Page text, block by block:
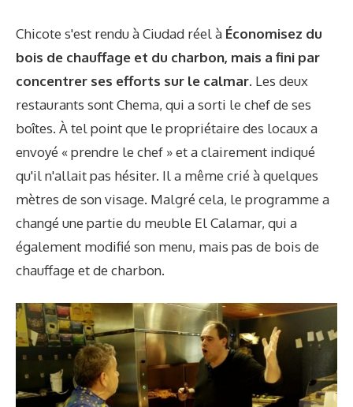
Chicote s'est rendu à Ciudad réel à Économisez du
bois de chauffage et du charbon, mais a fini par
concentrer ses efforts sur le calmar. Les deux
restaurants sont Chema, qui a sorti le chef de ses
boîtes. À tel point que le propriétaire des locaux a
envoyé « prendre le chef » et a clairement indiqué
qu'il n'allait pas hésiter. Il a même crié à quelques
mètres de son visage. Malgré cela, le programme a
changé une partie du meuble El Calamar, qui a
également modifié son menu, mais pas de bois de
chauffage et de charbon.